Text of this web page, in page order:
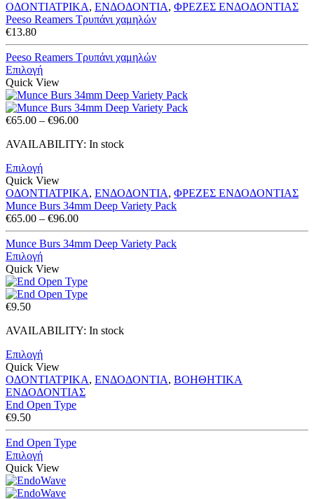
ΟΔΟΝΤΙΑΤΡΙΚΑ, ΕΝΔΟΔΟΝΤΙΑ, ΦΡΕΖΕΣ ΕΝΔΟΔΟΝΤΙΑΣ
Peeso Reamers Τρυπάνι χαμηλών
€13.80
Peeso Reamers Τρυπάνι χαμηλών
Επιλογή
Quick View
€65.00 – €96.00Price
€65.00
AVAILABILITY: In stock
Επιλογή
Quick View
ΟΔΟΝΤΙΑΤΡΙΚΑ, ΕΝΔΟΔΟΝΤΙΑ, ΦΡΕΖΕΣ ΕΝΔΟΔΟΝΤΙΑΣ
Munce Burs 34mm Deep Variety Pack
€65.00 – €96.00Price
range:
€65.00
Munce Burs 34mm Deep Variety Pack
Επιλογή
Quick View
€9.50
AVAILABILITY: In stock
Επιλογή
Quick View
ΟΔΟΝΤΙΑΤΡΙΚΑ, ΕΝΔΟΔΟΝΤΙΑ, ΒΟΗΘΗΤΙΚΑ
ΕΝΔΟΔΟΝΤΙΑΣ
End Open Type
€9.50
End Open Type
Επιλογή
Quick View